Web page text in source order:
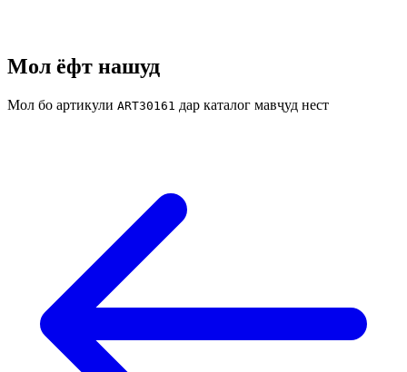
Мол ёфт нашуд
Мол бо артикули ART30161 дар каталог мавҷуд нест